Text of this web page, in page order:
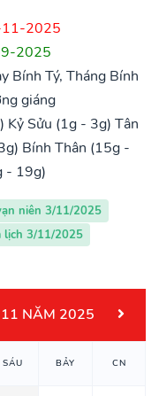
2025
2025
Bính Tý, Tháng Bính
giáng
Kỷ Sửu (1g - 3g) Tân
Bính Thân (15g -
- 19g)
niên 3/11/2025
lịch 3/11/2025
NĂM 2025
SÁU BẢY CN